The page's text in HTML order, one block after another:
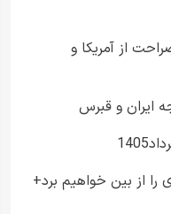
از آمریکا و
ایران و قبرس
را از بین خواهیم برد+